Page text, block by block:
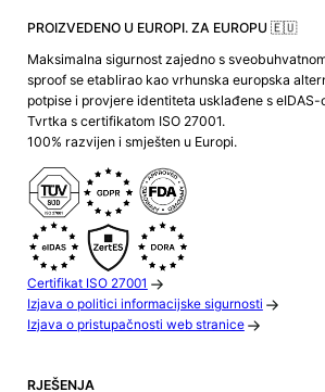
PROIZVEDENO U EUROPI. ZA EUROPU 🇪🇺
Maksimalna sigurnost zajedno s
sproof se etablirao kao vrhunska europska
potpise i provjere identiteta usklađene s eIDAS-
Tvrtka s certifikatom ISO 27001.
100% razvijen i smješten u Europi.
Certifikat ISO 27001
Izjava o politici informacijske sigurnosti
Izjava o pristupačnosti web stranice
RJEŠENJA